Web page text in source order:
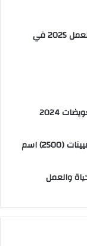
رابط استمارة العاطلين عن العمل 2025 في
2024
اسم
والعمل